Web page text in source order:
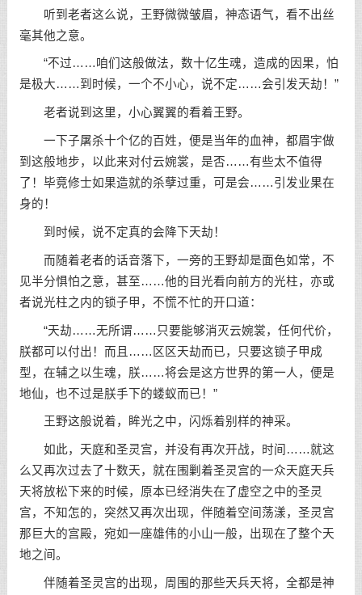
听到老者这么说，王野微微皱眉，神态语气，看不出丝
毫其他之意。
“不过……咱们这般做法，数十亿生魂，造成的因果，怕
是极大……到时候，一个不小心，说不定……会引发天劫！”
老者说到这里，小心翼翼的看着王野。
一下子屠杀十个亿的百姓，便是当年的血神，都眉宇做
到这般地步，以此来对付云婉裳，是否……有些太不值得
了！毕竟修士如果造就的杀孽过重，可是会……引发业果在
身的！
到时候，说不定真的会降下天劫！
而随着老者的话音落下，一旁的王野却是面色如常，不
见半分惧怕之意，甚至……他的目光看向前方的光柱，亦或
者说光柱之内的锁子甲，不慌不忙的开口道：
“天劫……无所谓……只要能够消灭云婉裳，任何代价，
朕都可以付出！而且……区区天劫而已，只要这锁子甲成
型，在辅之以生魂，朕……将会是这方世界的第一人，便是
地仙，也不过是朕手下的蝼蚁而已！”
王野这般说着，眸光之中，闪烁着别样的神采。
如此，天庭和圣灵宫，并没有再次开战，时间……就这
么又再次过去了十数天，就在围剿着圣灵宫的一众天庭天兵
天将放松下来的时候，原本已经消失在了虚空之中的圣灵
宫，不知怎的，突然又再次出现，伴随着空间荡漾，圣灵宫
那巨大的宫殿，宛如一座雄伟的小山一般，出现在了整个天
地之间。
伴随着圣灵宫的出现，周围的那些天兵天将，全都是神